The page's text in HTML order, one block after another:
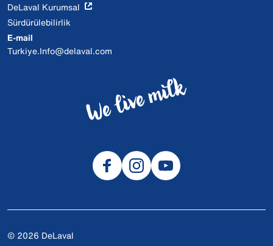
DeLaval Kurumsal
Sürdürülebilirlik
E-mail
Turkiye.Info@delaval.com
© 2026 DeLaval